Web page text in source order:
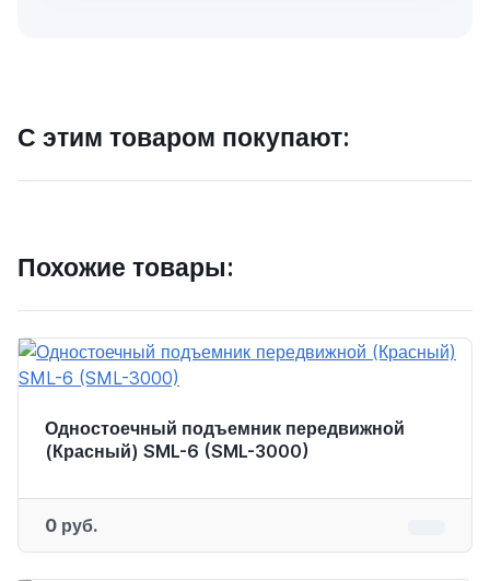
С этим товаром покупают:
Похожие товары:
Одностоечный подъемник передвижной
(Красный) SML-6 (SML-3000)
0 руб.